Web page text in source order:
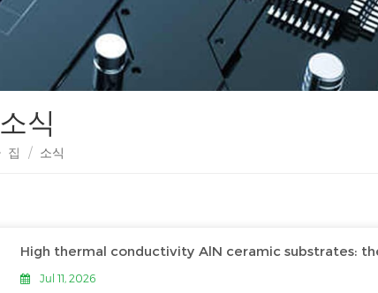
소식
집 / 소식
Jul 11, 2026